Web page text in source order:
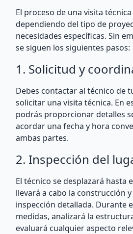
El proceso de una visita
dependiendo del tipo de
necesidades específicas. Sin
se siguen los siguientes pasos:
1. Solicitud y
Debes contactar al técnico de
solicitar una visita técnica. En
podrás proporcionar detalles
acordar una fecha y hora
ambas partes.
2. Inspección del
El técnico se desplazará hasta
llevará a cabo la construcción
inspección detallada. Durante
medidas, analizará la
evaluará cualquier aspecto